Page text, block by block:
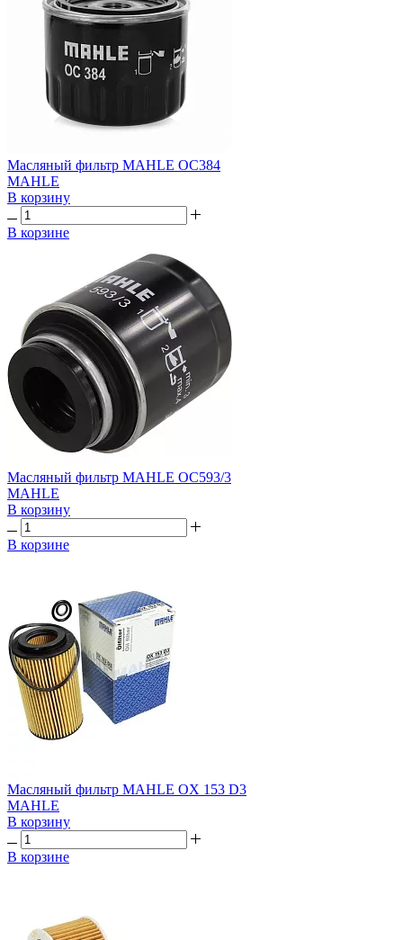
Масляный фильтр MAHLE OC384
MAHLE
В корзину
В корзине
Масляный фильтр MAHLE OC593/3
MAHLE
В корзину
В корзине
Масляный фильтр MAHLE OX 153 D3
MAHLE
В корзину
В корзине